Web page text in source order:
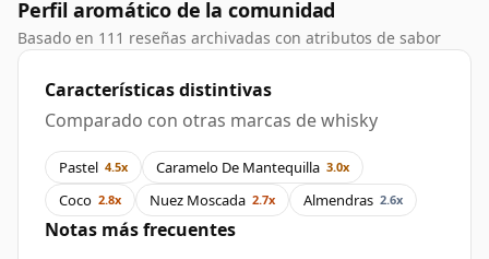
Perfil aromático de la comunidad
Basado en 111 reseñas archivadas con atributos de sabor
Características distintivas
Comparado con otras marcas de whisky
Pastel 4.5x Caramelo De Mantequilla 3.0x
Coco 2.8x Nuez Moscada 2.7x Almendras 2.6x
Notas más frecuentes